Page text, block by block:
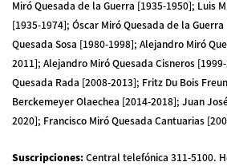
Miró Quesada de la Guerra [1935-1950]; Luis
[1935-1974]; Óscar Miró Quesada de la
Quesada Sosa [1980-1998]; Alejandro Miró
2011]; Alejandro Miró Quesada Cisneros
Quesada Rada [2008-2013]; Fritz Du Bois
Berckemeyer Olaechea [2014-2018]; Juan
2020]; Francisco Miró Quesada Cantuarias
Suscripciones:Central telefónica 311-5100.